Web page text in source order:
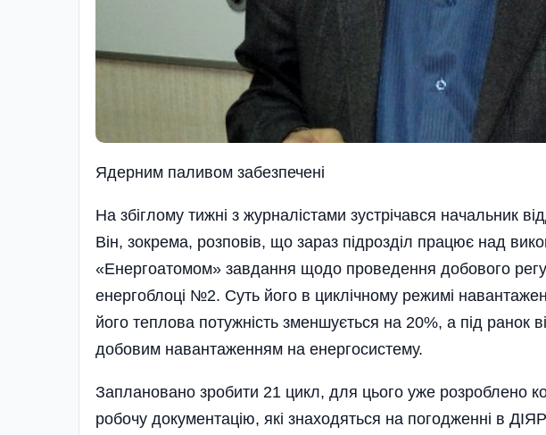
Ядерним паливом забезпеченi
На збіглому тижні з журналістами зустрічався начальник
Він, зокрема, розповів, що зараз підрозділ працює над
«Енергоатомом» завдання щодо проведення добового
енергоблоці №2. Суть його в циклічному режимі
його теплова потужність зменшується на 20%, а під ранок
добовим навантаженням на енергосистему.
Заплановано зробити 21 цикл, для цього уже розроблено
робочу документацію, які знаходяться на погодженні в